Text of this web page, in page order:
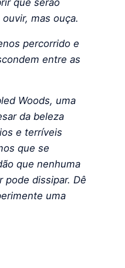
mas ouça.
percorrido e
entre as
Woods, uma
da beleza
e terríveis
que se
que nenhuma
pode dissipar. Dê
uma